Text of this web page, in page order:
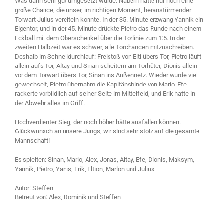
große Chance, die unser, im richtigen Moment, heranstürmender
Torwart Julius vereiteln konnte. In der 35. Minute erzwang Yannik ein
Eigentor, und in der 45. Minute drückte Pietro das Runde nach einem
Eckball mit dem Oberschenkel über die Torlinie zum 1:5. In der
zweiten Halbzeit war es schwer, alle Torchancen mitzuschreiben.
Deshalb im Schnelldurchlauf: Freistoß von Elti übers Tor, Pietro läuft
allein aufs Tor, Altay und Sinan scheitern am Torhüter, Dionis allein
vor dem Torwart übers Tor, Sinan ins Außennetz. Wieder wurde viel
gewechselt, Pietro übernahm die Kapitänsbinde von Mario, Efe
rackerte vorbildlich auf seiner Seite im Mittelfeld, und Erik hatte in
der Abwehr alles im Griff.
Hochverdienter Sieg, der noch höher hätte ausfallen können.
Glückwunsch an unsere Jungs, wir sind sehr stolz auf die gesamte
Mannschaft!
Es spielten: Sinan, Mario, Alex, Jonas, Altay, Efe, Dionis, Maksym,
Yannik, Pietro, Yanis, Erik, Eltion, Marlon und Julius
Autor: Steffen
Betreut von: Alex, Dominik und Steffen